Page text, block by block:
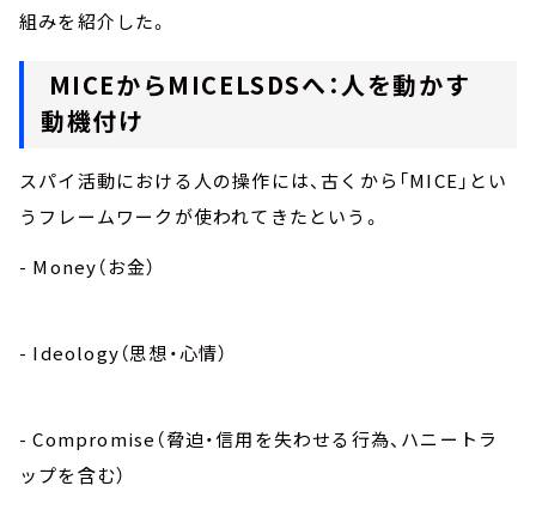
組みを紹介した。
MICEからMICELSDSへ：人を動かす
動機付け
スパイ活動における人の操作には、古くから「MICE」とい
うフレームワークが使われてきたという。
- Money（お金）
- Ideology（思想・心情）
- Compromise（脅迫・信用を失わせる行為、ハニートラ
ップを含む）